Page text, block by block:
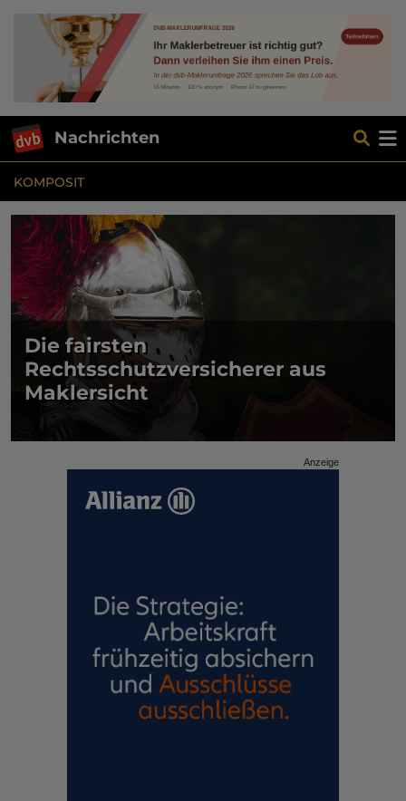
Nachrichten
KOMPOSIT
Die fairsten
Rechtsschutzversicherer aus
Maklersicht
Anzeige